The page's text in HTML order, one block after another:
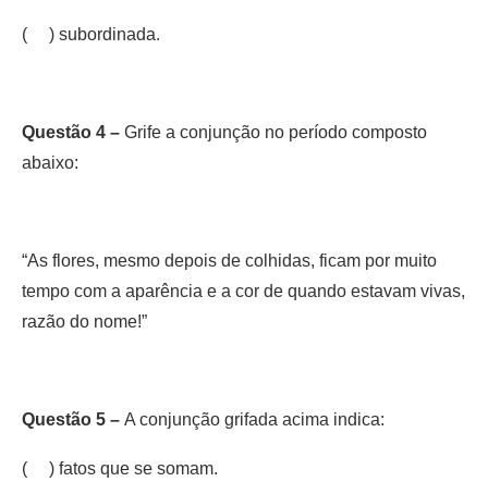
( ) subordinada.
Questão 4 – Grife a conjunção no período composto
abaixo:
“As flores, mesmo depois de colhidas, ficam por muito
tempo com a aparência e a cor de quando estavam vivas,
razão do nome!”
Questão 5 – A conjunção grifada acima indica:
( ) fatos que se somam.